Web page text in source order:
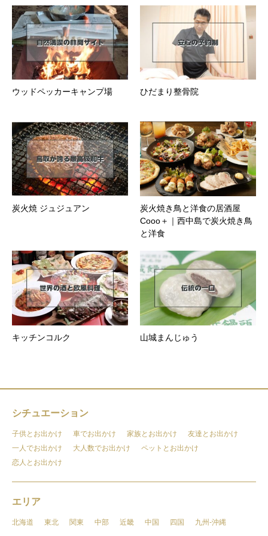
ウッドペッカーキャンプ場 ひだまり整骨院
炭火焼 ジュジュアン
炭火焼き鳥と洋食の居酒屋
Cooo＋｜西中島で炭火焼き鳥
と洋食
キッチンコルク 山城まんじゅう
シチュエーション
子供とお出かけ 車でお出かけ 家族とお出かけ
友達とお出かけ
一人でお出かけ
大人数でお出かけ
ペットとお出かけ
恋人とお出かけ
エリア
北海道 東北 関東 中部 近畿 中国 四国 九州-沖縄